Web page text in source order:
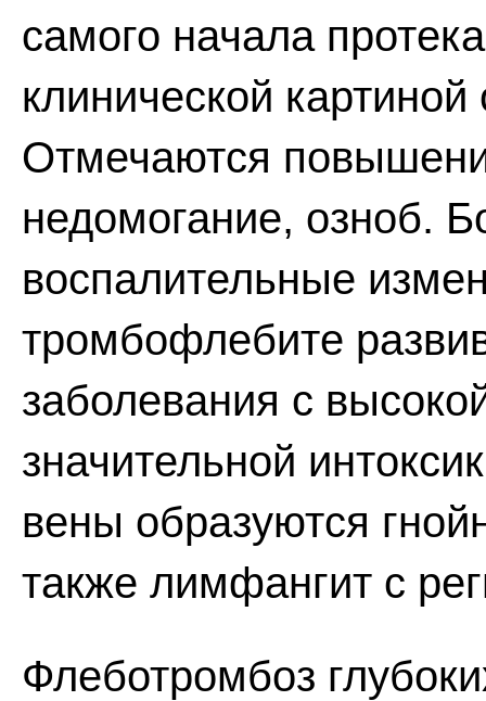
самого начала
клинической
Отмечаются
недомогание, озноб.
воспалительные
тромбофлебите
заболевания с
значительной
вены образуются
также лимфангит с
Флеботромбоз